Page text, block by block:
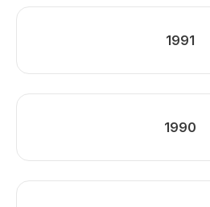
1991
1990